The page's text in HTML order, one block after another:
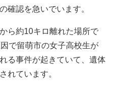
確認を急いでいます。
ら約10キロ離れた場所で
で留萌市の女子高校生が
る事件が起きていて、遺体
れています。